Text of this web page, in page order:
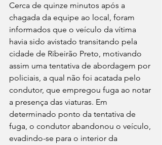
Cerca de quinze minutos após a
chagada da equipe ao local, foram
informados que o veículo da vítima
havia sido avistado transitando pela
cidade de Ribeirão Preto, motivando
assim uma tentativa de abordagem por
policiais, a qual não foi acatada pelo
condutor, que empregou fuga ao notar
a presença das viaturas. Em
determinado ponto da tentativa de
fuga, o condutor abandonou o veículo,
evadindo-se para o interior da